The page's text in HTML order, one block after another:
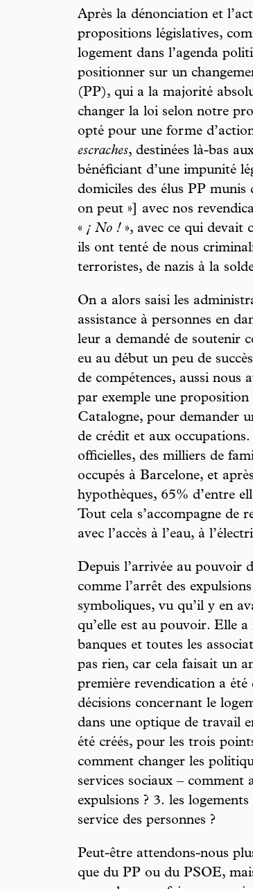
Après la dénonciation et
propositions législatives,
logement dans l’agenda
positionner sur un
(PP), qui a la majorité
changer la loi selon notre
opté pour une forme
escraches, destinées là-bas
bénéficiant d’une impunité
domiciles des élus PP munis
on peut »] avec nos
« ¡ No ! », avec ce qui devait
ils ont tenté de nous
terroristes, de nazis à la
On a alors saisi les
assistance à personnes en
leur a demandé de soutenir
eu au début un peu de
de compétences, aussi nous
par exemple une
Catalogne, pour demander
de crédit et aux occupations.
officielles, des milliers de
occupés à Barcelone, et
hypothèques, 65% d’entre
Tout cela s’accompagne de
avec l’accès à l’eau, à
Depuis l’arrivée au pouvoir
comme l’arrêt des
symboliques, vu qu’il y en
qu’elle est au pouvoir. Elle
banques et toutes les
pas rien, car cela faisait un
première revendication a
décisions concernant le
dans une optique de travail
été créés, pour les trois
comment changer les
services sociaux – comment
expulsions ? 3. les
service des personnes ?
Peut-être attendons-nous
que du PP ou du PSOE,